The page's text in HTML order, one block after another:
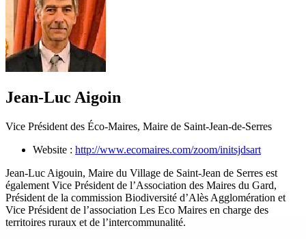
Jean-Luc Aigoin
Vice Président des Éco-Maires, Maire de Saint-Jean-de-Serres
Website : http://www.ecomaires.com/zoom/initsjdsart
Jean-Luc Aigouin, Maire du Village de Saint-Jean de Serres est
également Vice Président de l’Association des Maires du Gard,
Président de la commission Biodiversité d’Alès Agglomération et
Vice Président de l’association Les Eco Maires en charge des
territoires ruraux et de l’intercommunalité.